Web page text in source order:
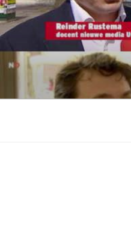
Ga
naar
de
inhoud